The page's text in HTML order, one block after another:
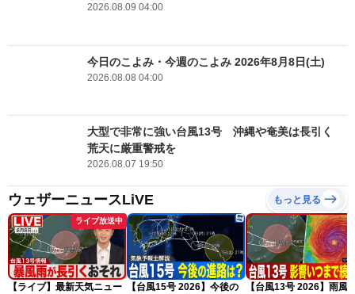
2026.08.09 04:00
今日のこよみ・今週のこよみ 2026年8月8日(土)
2026.08.08 04:00
大型で非常に強い台風13号 沖縄や奄美は長引く
荒天に厳重警戒を
2026.08.07 19:50
ウェザーニュースLiVE もっと見る
ライブ放送中
【ライブ】最新天気ニュー
【台風15号 2026】今後の
【台風13号 2026】雨風